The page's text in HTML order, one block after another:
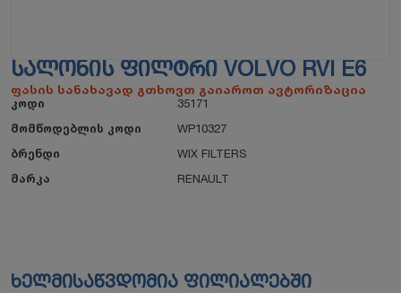
ᲡᲐᲚᲝᲜᲘᲡ ᲤᲘᲚᲢᲠᲘ VOLVO RVI E6
ფასის სანახავად გთხოვთ გაიაროთ ავტორიზაცია
კოდი
35171
მომწოდებლის კოდი
WP10327
ბრენდი
WIX FILTERS
მარკა
RENAULT
ხელმისაწვდომია ფილიალებში